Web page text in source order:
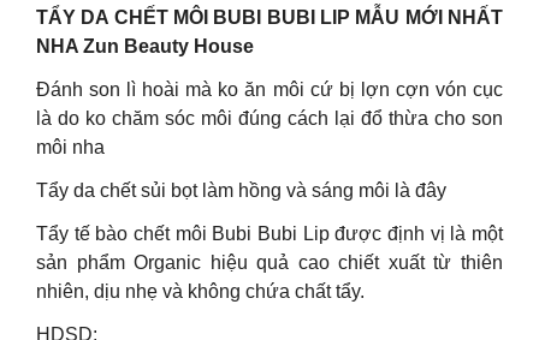
TẨY DA CHẾT MÔI BUBI BUBI LIP MẪU MỚI NHẤT
NHA Zun Beauty House
Đánh son lì hoài mà ko ăn môi cứ bị lợn cợn vón cục
là do ko chăm sóc môi đúng cách lại đổ thừa cho son
môi nha
Tẩy da chết sủi bọt làm hồng và sáng môi là đây
Tẩy tế bào chết môi Bubi Bubi Lip được định vị là một
sản phẩm Organic hiệu quả cao chiết xuất từ thiên
nhiên, dịu nhẹ và không chứa chất tẩy.
HDSD: